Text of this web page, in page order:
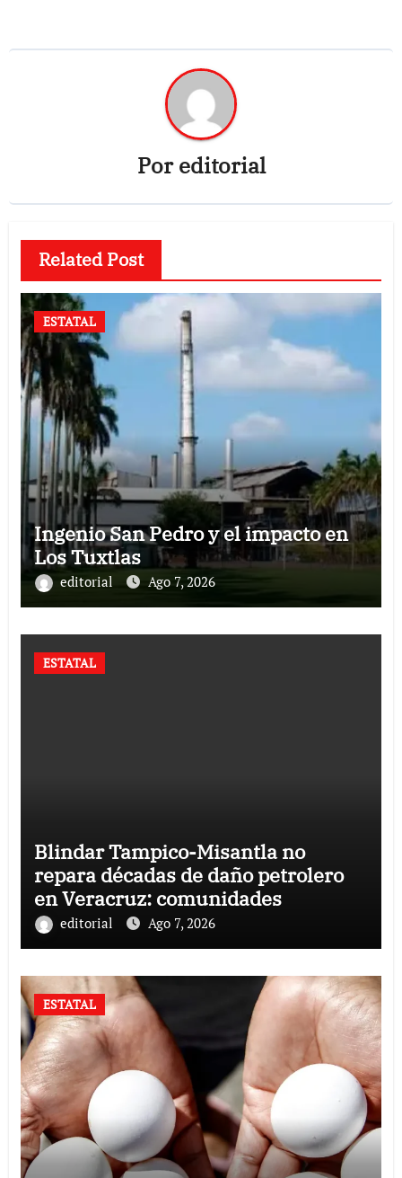
Poreditorial
Related Post
ESTATAL
Ingenio San Pedro y el impacto en
Los Tuxtlas
editorial Ago 7, 2026
ESTATAL
Blindar Tampico-Misantla no
repara décadas de daño petrolero
en Veracruz: comunidades
editorial Ago 7, 2026
ESTATAL